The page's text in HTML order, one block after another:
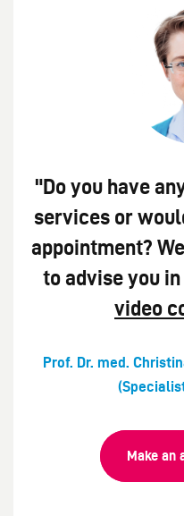
"Do you have
services or
appointment?
to advise you
video
Prof. Dr. med.
Make an